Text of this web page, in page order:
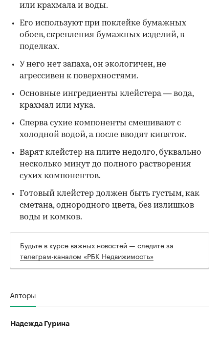
или крахмала и воды.
Его используют при поклейке бумажных
обоев, скрепления бумажных изделий, в
поделках.
У него нет запаха, он экологичен, не
агрессивен к поверхностями.
Основные ингредиенты клейстера — вода,
крахмал или мука.
Сперва сухие компоненты смешивают с
холодной водой, а после вводят кипяток.
Варят клейстер на плите недолго, буквально
несколько минут до полного растворения
сухих компонентов.
Готовый клейстер должен быть густым, как
сметана, однородного цвета, без излишков
воды и комков.
Будьте в курсе важных новостей — следите за
телеграм-каналом «РБК Недвижимость»
Авторы
Надежда Гурина